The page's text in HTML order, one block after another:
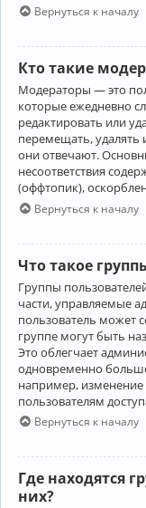
Вернуться к началу
Кто такие
Модераторы — это
которые ежедневно
редактировать или
перемещать,
они отвечают.
несоответствия
(оффтопик),
Вернуться к началу
Что такое
Группы
части, управляемые
пользователь может
группе могут быть
Это облегчает
одновременно
например, изменение
пользователям
Вернуться к началу
Где находятся
них?